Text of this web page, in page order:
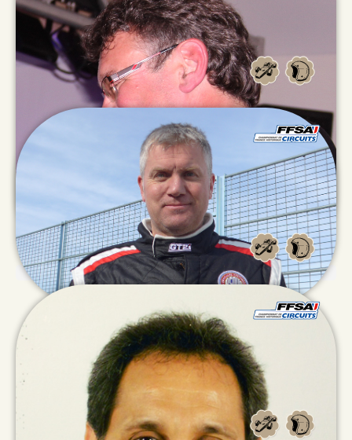
Jean François BOURGEOIS
JéromeARSAC